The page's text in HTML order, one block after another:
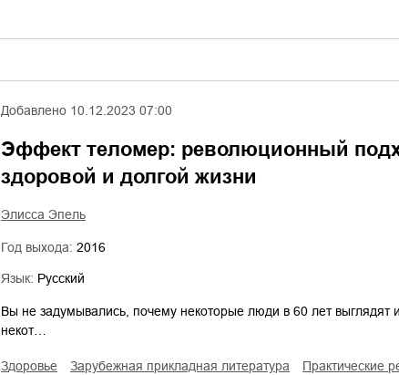
Добавлено 10.12.2023 07:00
Эффект теломер: революционный
здоровой и долгой жизни
Элисса Эпель
Год выхода: 2016
Язык: Русский
Вы не задумывались, почему некоторые люди в 60 лет выглядят
некот…
здоровье зарубежная прикладная литература практические